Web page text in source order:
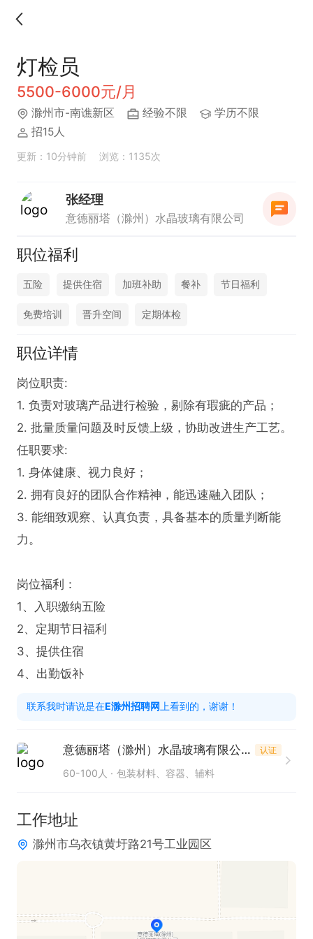
灯检员
5500-6000元/月
滁州市-南谯新区 经验不限
学历不限
招15人
更新：10分钟前 浏览：1135次
张经理
意德丽塔（滁州）水晶玻璃有限公司
职位福利
五险 提供住宿 加班补助 餐补 节日福利
免费培训 晋升空间 定期体检
职位详情
岗位职责:
1. 负责对玻璃产品进行检验，剔除有瑕疵的产品；
2. 批量质量问题及时反馈上级，协助改进生产工艺。
任职要求:
1. 身体健康、视力良好；
2. 拥有良好的团队合作精神，能迅速融入团队；
3. 能细致观察、认真负责，具备基本的质量判断能
力。
岗位福利：
1、入职缴纳五险
2、定期节日福利
3、提供住宿
4、出勤饭补
联系我时请说是在E滁州招聘网 上看到的，谢谢！
意德丽塔（滁州）水晶玻璃有限公司 认证
60-100人 包装材料、容器、辅料
工作地址
滁州市乌衣镇黄圩路21号工业园区